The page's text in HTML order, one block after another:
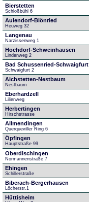
Bierstetten
Schloßbühl 6
Aulendorf-Blönried
Heuweg 32
Langenau
Narzissenweg 1
Hochdorf-Schweinhausen
Lindenweg 2
Bad Schussenried-Schwaigfurt
Schwaigfurt 2
Aichstetten-Nestbaum
Nestbaum
Eberhardzell
Lilienweg
Herbertingen
Hirschstrasse
Allmendingen
Querqueviller Ring 6
Öpfingen
Hauptstraße 99
Oberdischingen
Normannenstraße 7
Ehingen
Schillerstraße
Biberach-Bergerhausen
Löcherstr.1
Hüttisheim